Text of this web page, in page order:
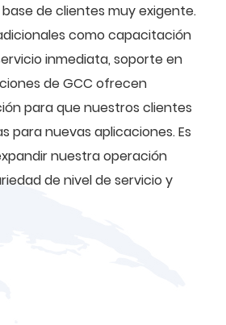
de clientes muy exigente.
como capacitación
inmediata, soporte en
de GCC ofrecen
para que nuestros clientes
para nuevas aplicaciones. Es
nuestra operación
de nivel de servicio y